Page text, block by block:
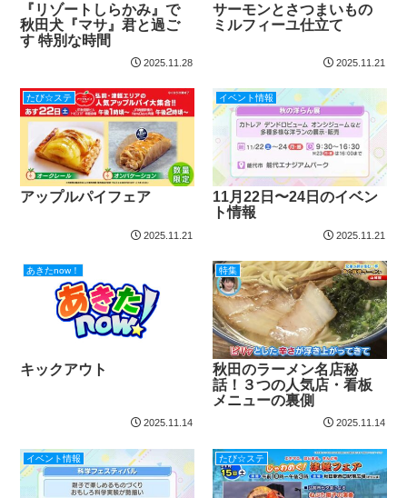
『リゾートしらかみ』で
秋田犬『マサ』君と過ご
す 特別な時間
2025.11.28
サーモンとさつまいもの
ミルフィーユ仕立て
2025.11.21
たび☆ステ
アップルパイフェア
2025.11.21
イベント情報
11月22日〜24日のイベン
ト情報
2025.11.21
あきたnow！
キックアウト
2025.11.14
特集
秋田のラーメン名店秘
話！３つの人気店・看板
メニューの裏側
2025.11.14
イベント情報 たび☆ステ